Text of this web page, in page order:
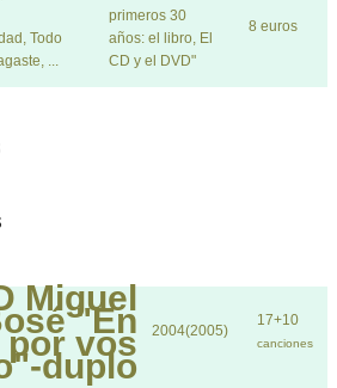
Todo
...
primeros 30
años: el libro, El
CD y el DVD"
8 euros
Miguel
"En
vos
duplo
2004(2005)
17+10
canciones